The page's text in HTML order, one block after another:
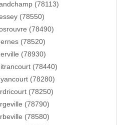
(78113)
(78550)
(78490)
(78520)
(78930)
(78440)
(78280)
(78250)
(78790)
(78580)